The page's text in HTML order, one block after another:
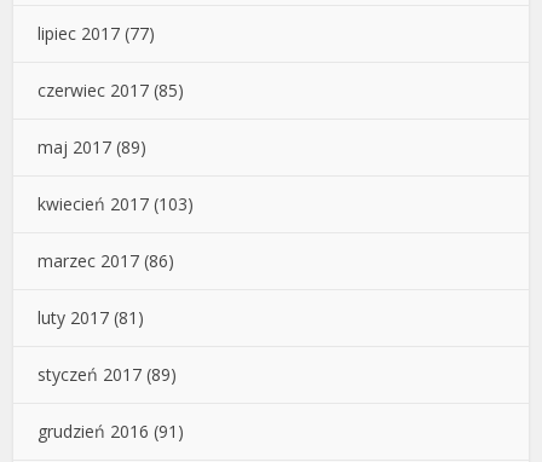
lipiec 2017 (77)
czerwiec 2017 (85)
maj 2017 (89)
kwiecień 2017 (103)
marzec 2017 (86)
luty 2017 (81)
styczeń 2017 (89)
grudzień 2016 (91)